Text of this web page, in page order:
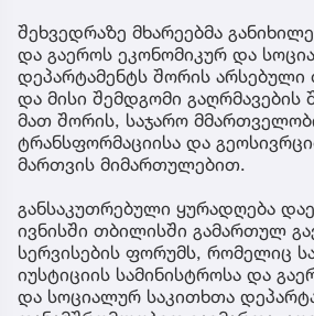
შეხვედრაზე მხარეებმა
და გაეროს ეკონომიკურ და
დეპარტამენტს შორის
და მისი შემდგომი გაღრმავების
მათ შორის, საჯარო
ტრანსფორმაციისა და
მართვის მიმართულებით.
განსაკუთრებული ყურადღება
ივნისში თბილისში გამართულ
სერვისების ფორუმს, რომელიც
იუსტიციის სამინისტროსა და
და სოციალურ საკითხთა